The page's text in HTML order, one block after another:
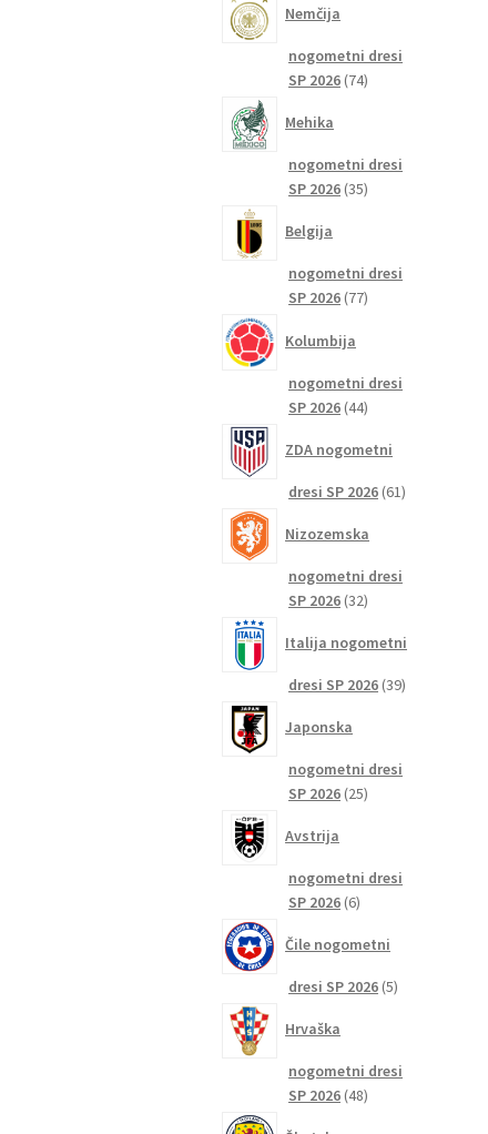
Nemčija
nogometni dresi
SP 2026 7474
Mehika
nogometni dresi
SP 2026 3535
Belgija
nogometni dresi
SP 2026 7777
Kolumbija
nogometni dresi
SP 2026 4444
ZDA nogometni
dresi SP 2026 6161
Nizozemska
nogometni dresi
SP 2026 3232
Italija nogometni
dresi SP 2026 3939
Japonska
nogometni dresi
SP 2026 2525
Avstrija
nogometni dresi
SP 2026 66
Čile nogometni
dresi SP 2026 55
Hrvaška
nogometni dresi
SP 2026 4848